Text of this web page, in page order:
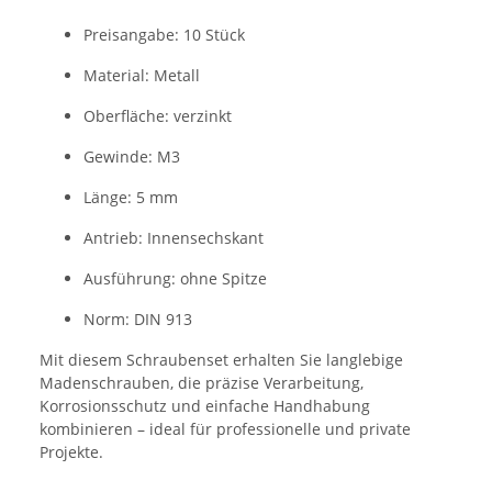
Preisangabe: 10 Stück
Material: Metall
Oberfläche: verzinkt
Gewinde: M3
Länge: 5 mm
Antrieb: Innensechskant
Ausführung: ohne Spitze
Norm: DIN 913
Mit diesem Schraubenset erhalten Sie langlebige
Madenschrauben, die präzise Verarbeitung,
Korrosionsschutz und einfache Handhabung
kombinieren – ideal für professionelle und private
Projekte.